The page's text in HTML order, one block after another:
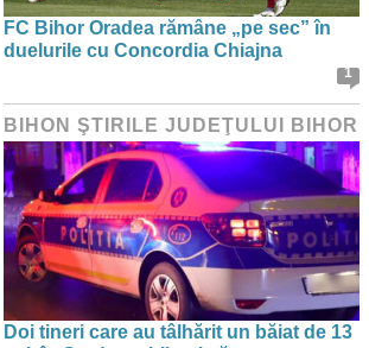
FC Bihor Oradea rămâne „pe sec” în
duelurile cu Concordia Chiajna
1
BIHON ŞTIRILE JUDEŢULUI BIHOR
Doi tineri care au tâlhărit un băiat de 13